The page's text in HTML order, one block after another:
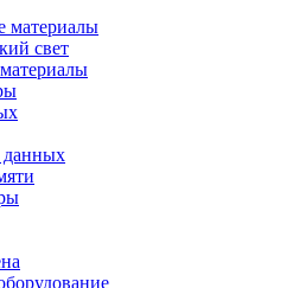
материалы
свет
данных